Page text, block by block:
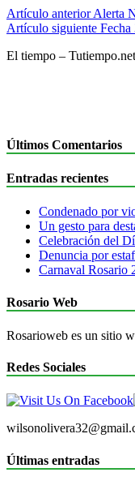
Artículo anteriorAlerta
Artículo siguiente Fecha
El tiempo – Tutiempo.net
Últimos Comentarios
Entradas recientes
Condenado por
Un gesto para
Celebración del
Denuncia por
Carnaval Rosario
Rosario Web
Rosarioweb es un sitio
Redes Sociales
Últimas entradas